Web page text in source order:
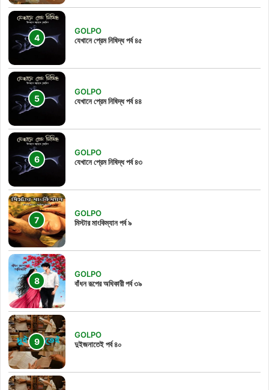
GOLPO
যেখানে প্রেম নিষিদ্ধ পর্ব ৪৫
GOLPO
যেখানে প্রেম নিষিদ্ধ পর্ব ৪৪
GOLPO
যেখানে প্রেম নিষিদ্ধ পর্ব ৪৩
GOLPO
মিস্টার মাংকিম্যান পর্ব ৯
GOLPO
বাঁধন রূপের অধিকারী পর্ব ৩৯
GOLPO
দুইজনাতেই পর্ব ৪০